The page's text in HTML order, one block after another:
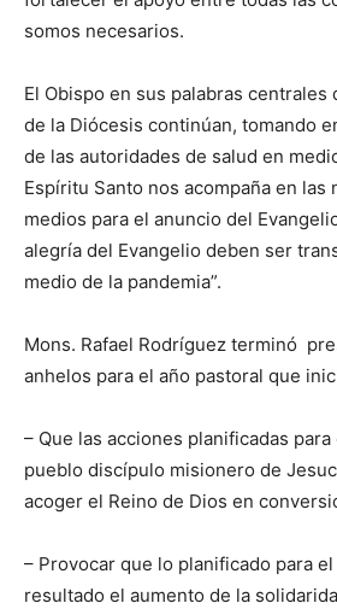
somos necesarios.
El Obispo en sus palabras centrales
de la Diócesis continúan, tomando
de las autoridades de salud en
Espíritu Santo nos acompaña en las
medios para el anuncio del
alegría del Evangelio deben ser
medio de la pandemia”.
Mons. Rafael Rodríguez terminó
anhelos para el año pastoral que
– Que las acciones planificadas
pueblo discí­pulo misionero de
acoger el Reino de Dios en
– Provocar que lo planificado para
resultado el aumento de la